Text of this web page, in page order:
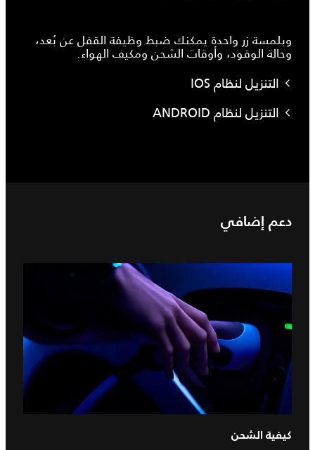
وبلمسة زر واحدة يمكنك ضبط وظيفة القفل عن بُعد،
وحالة الوقود، وأوقات الشحن ومكيف الهواء.
التنزيل لنظام IOS
التنزيل لنظام ANDROID
دعم إضافي
كيفية الشحن